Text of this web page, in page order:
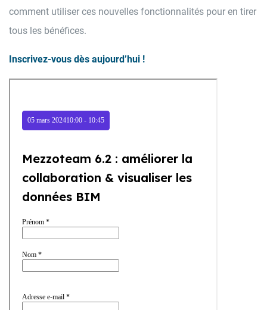
comment utiliser ces nouvelles fonctionnalités pour en tirer
tous les bénéfices.
Inscrivez-vous dès aujourd’hui !